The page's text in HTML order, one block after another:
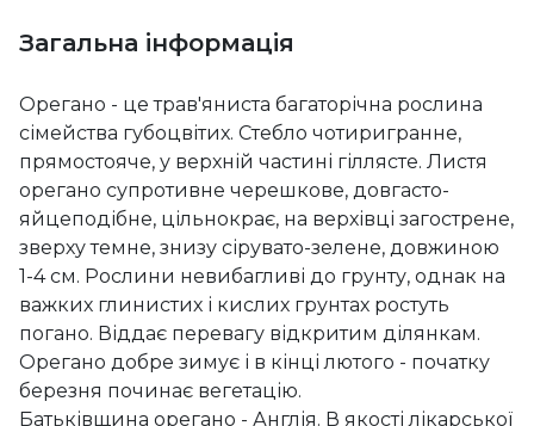
Загальна інформація
Орегано - це трав'яниста багаторічна рослина
сімейства губоцвітих. Стебло чотиригранне,
прямостояче, у верхній частині гіллясте. Листя
орегано супротивне черешкове, довгасто-
яйцеподібне, цільнокрає, на верхівці загострене,
зверху темне, знизу сірувато-зелене, довжиною
1-4 см. Рослини невибагливі до грунту, однак на
важких глинистих і кислих грунтах ростуть
погано. Віддає перевагу відкритим ділянкам.
Орегано добре зимує і в кінці лютого - початку
березня починає вегетацію.
Батьківщина орегано - Англія. В якості лікарської